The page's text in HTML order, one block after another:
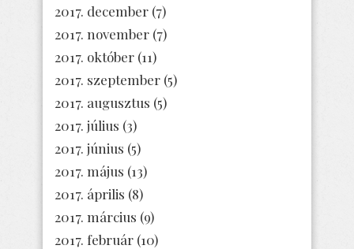
2017. december (7)
2017. november (7)
2017. október (11)
2017. szeptember (5)
2017. augusztus (5)
2017. július (3)
2017. június (5)
2017. május (13)
2017. április (8)
2017. március (9)
2017. február (10)